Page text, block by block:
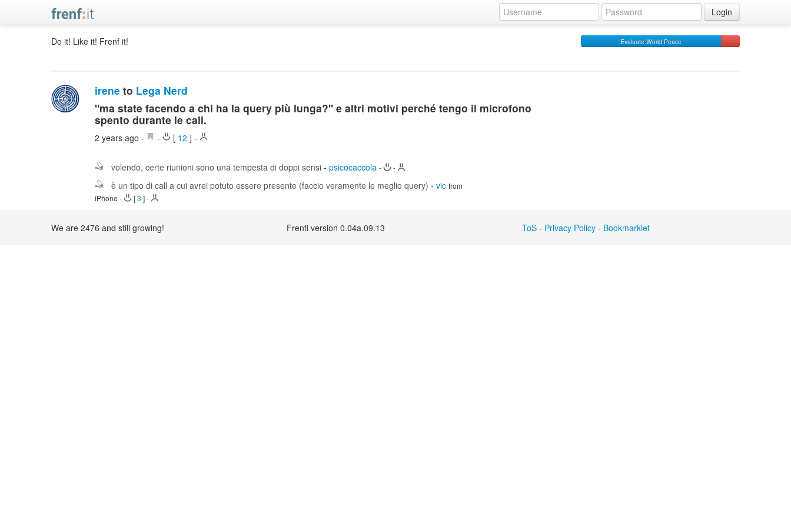
Login
Do it! Like it! Frenf it! Evaluate World Peace
irene to Lega Nerd
"ma state facendo a chi ha la query più lunga?" e altri motivi perché tengo il microfono
spento durante le call.
2 years ago- - [ 12 ] -
volendo, certe riunioni sono una tempesta di doppi sensi -psicocaccola - -
è un tipo di call a cui avrei potuto essere presente (faccio veramente le meglio query) -vic from
iPhone - [3 ]-
We are 2476 and still growing! Frenfi version 0.04a.09.13 ToS - Privacy Policy - Bookmarklet